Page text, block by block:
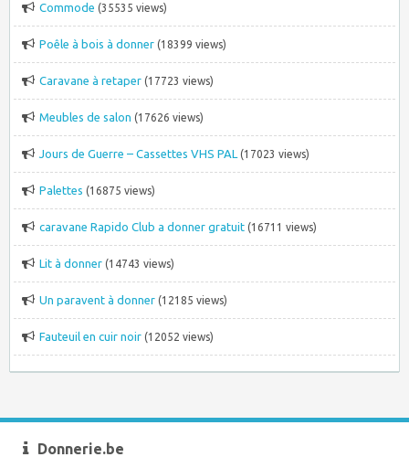
Commode (35535 views)
Poêle à bois à donner (18399 views)
Caravane à retaper (17723 views)
Meubles de salon (17626 views)
Jours de Guerre – Cassettes VHS PAL (17023 views)
Palettes (16875 views)
caravane Rapido Club a donner gratuit (16711 views)
Lit à donner (14743 views)
Un paravent à donner (12185 views)
Fauteuil en cuir noir (12052 views)
Donnerie.be